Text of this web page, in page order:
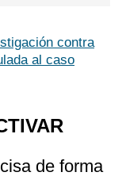
contra
al caso
de forma